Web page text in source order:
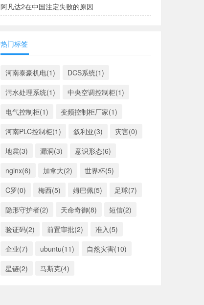
阿凡达2在中国注定失败的原因
热门标签
河南泰豪机电(1)
DCS系统(1)
污水处理系统(1)
中央空调控制柜(1)
电气控制柜(1)
变频控制柜厂家(1)
河南PLC控制柜(1)
叙利亚(3)
灾害(0)
地震(3)
漏洞(3)
意识形态(6)
nginx(6)
加拿大(2)
世界杯(5)
C罗(0)
梅西(5) 姆巴佩(5)
足球(7)
隐形守护者(2)
天命奇御(8)
短信(2)
验证码(2)
前置审批(2)
准入(5)
企业(7)
ubuntu(11)
自然灾害(10)
星链(2)
马斯克(4)